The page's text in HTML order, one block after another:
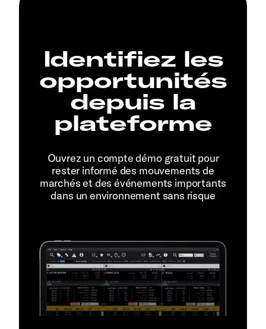
Identifiez les
opportunités
depuis la
plateforme
Ouvrez un compte démo gratuit pour
rester informé des mouvements de
marchés et des événements importants
dans un environnement sans risque